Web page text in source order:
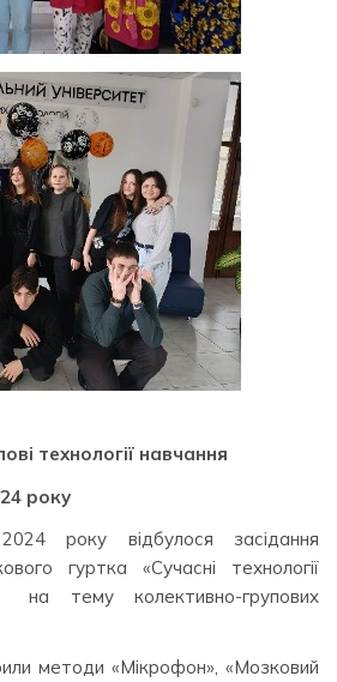
технології навчання
року
року відбулося засідання
гуртка «Сучасні технології
на тему колективно-групових
методи «Мікрофон», «Мозковий